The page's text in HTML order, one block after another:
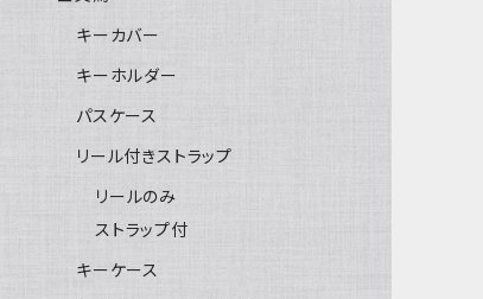
キーカバー
キーホルダー
パスケース
リール付きストラップ
リールのみ
ストラップ付
キーケース